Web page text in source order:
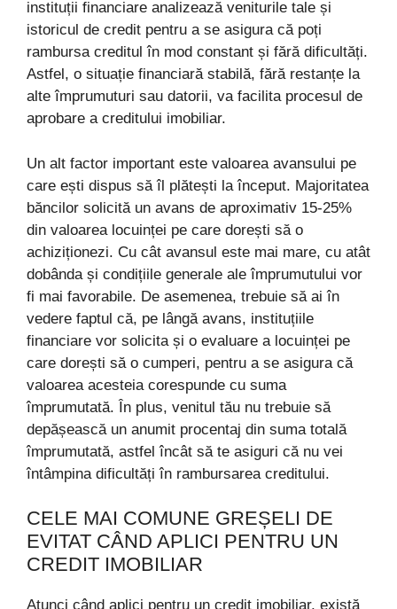
instituții financiare analizează veniturile tale și
istoricul de credit pentru a se asigura că poți
rambursa creditul în mod constant și fără dificultăți.
Astfel, o situație financiară stabilă, fără restanțe la
alte împrumuturi sau datorii, va facilita procesul de
aprobare a creditului imobiliar.
Un alt factor important este valoarea avansului pe
care ești dispus să îl plătești la început. Majoritatea
băncilor solicită un avans de aproximativ 15-25%
din valoarea locuinței pe care dorești să o
achiziționezi. Cu cât avansul este mai mare, cu atât
dobânda și condițiile generale ale împrumutului vor
fi mai favorabile. De asemenea, trebuie să ai în
vedere faptul că, pe lângă avans, instituțiile
financiare vor solicita și o evaluare a locuinței pe
care dorești să o cumperi, pentru a se asigura că
valoarea acesteia corespunde cu suma
împrumutată. În plus, venitul tău nu trebuie să
depășească un anumit procentaj din suma totală
împrumutată, astfel încât să te asiguri că nu vei
întâmpina dificultăți în rambursarea creditului.
CELE MAI COMUNE GREȘELI DE
EVITAT CÂND APLICI PENTRU UN
CREDIT IMOBILIAR
Atunci când aplici pentru un credit imobiliar, există